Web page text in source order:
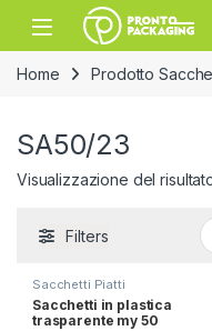
Skip to navigation
Skip to content
Open
Home Prodotto
SA50/23
Visualizzazione del
Filters
Sacchetti Piatti
Sacchetti in plastica
trasparente my 50